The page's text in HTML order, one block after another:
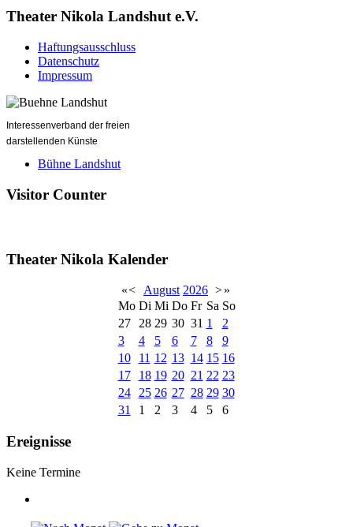
Theater Nikola Landshut e.V.
Haftungsausschluss
Datenschutz
Impressum
Interessenverband der freien
darstellenden Künste
Bühne Landshut
Visitor Counter
Theater Nikola Kalender
«< August 2026 >»
Mo Di Mi Do Fr Sa So
27
28 29 30 31 1
2
3
4 5 6 7 8
9
10
11 12 13 14 15 16
17
18 19 20 21 22 23
24
25 26 27 28 29 30
31
1 2 3 4 5 6
Ereignisse
Keine Termine